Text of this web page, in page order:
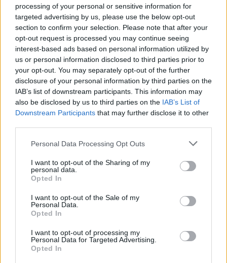
processing of your personal or sensitive information for
targeted advertising by us, please use the below opt-out
section to confirm your selection. Please note that after your
opt-out request is processed you may continue seeing
interest-based ads based on personal information utilized by
us or personal information disclosed to third parties prior to
your opt-out. You may separately opt-out of the further
disclosure of your personal information by third parties on the
IAB’s list of downstream participants. This information may
also be disclosed by us to third parties on the IAB’s List of
Downstream Participants that may further disclose it to other
Please note that this website/app uses one or more Google
not limited to your visit or usage behaviour. You may click to
grant or deny consent to Google and its third-party tags to
use your data for below specified purposes in below Google
consent section.
Personal Data Processing Opt Outs
I want to opt-out of the Sharing of my
personal data.
Opted In
I want to opt-out of the Sale of my
Personal Data.
Opted In
I want to opt-out of processing my
Personal Data for Targeted Advertising.
Opted In
Αποστολάκης: Δεν αποδέχομαι την πρόταση
Μητσοτάκη
Οργή ΣΥΡΙΖΑ για Αποστολάκη: «Η ιστορία δε
λυπήθηκε τους αποστάτες»